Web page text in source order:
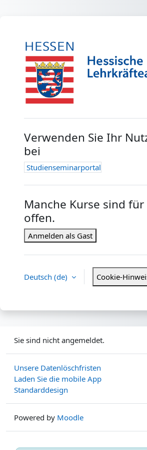
Verwenden Sie Ihr
bei
Studienseminarportal
Manche Kurse sind für
offen.
Anmelden als Gast
Deutsch ‎(de)‎ Cookie-
Sie sind nicht angemeldet.
Unsere Datenlöschfristen
Laden Sie die mobile App
Standarddesign
Powered by Moodle